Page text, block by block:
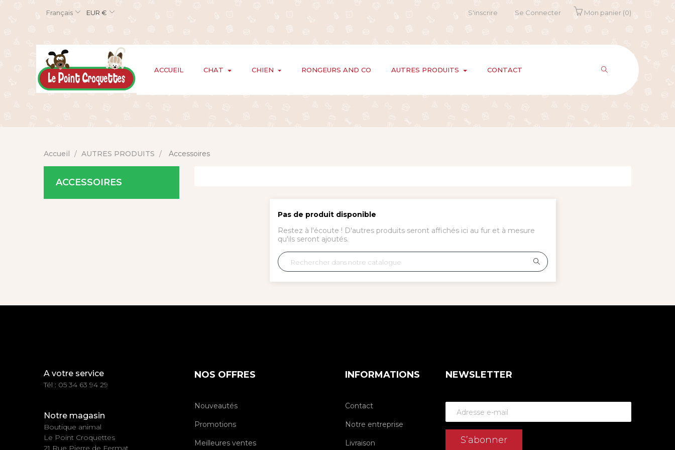
Français EUR € S'inscrire Se Connecter Mon panier (0)
ACCUEIL CHAT CHIEN RONGEURS AND CO AUTRES PRODUITS CONTACT
Accueil AUTRES PRODUITS Accessoires
ACCESSOIRES
Pas de produit disponible
Restez à l'écoute ! D'autres produits seront affichés ici au fur et à mesure
qu'ils seront ajoutés.
A votre service
Tél : 05 34 63 94 29
Notre magasin
Boutique animal
Le Point Croquettes
21 Rue Pierre de Fermat
NOS OFFRES
Nouveautés
Promotions
Meilleures ventes
INFORMATIONS
Contact
Notre entreprise
Livraison
NEWSLETTER
S’abonner